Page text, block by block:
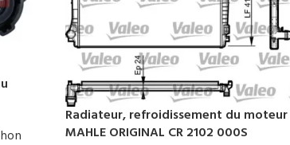
Radiateur, refroidissement du moteur
MAHLE ORIGINAL CR 2102 000S